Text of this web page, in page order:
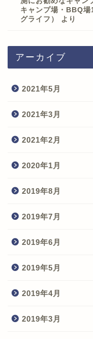
キャンプ場・BBQ
グライフ）
より
アーカイブ
2021年5月
2021年3月
2021年2月
2020年1月
2019年8月
2019年7月
2019年6月
2019年5月
2019年4月
2019年3月